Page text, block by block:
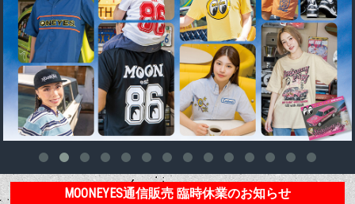
MOONEYES通信販売 臨時休業のお知らせ